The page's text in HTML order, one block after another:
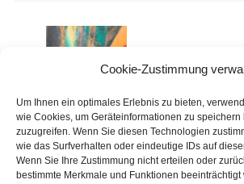
Cookie-Zustimmung
Um Ihnen ein optimales Erlebnis zu bieten,
wie Cookies, um Geräteinformationen zu speichern
zuzugreifen. Wenn Sie diesen Technologien
wie das Surfverhalten oder eindeutige IDs auf
Wenn Sie Ihre Zustimmung nicht erteilen oder
bestimmte Merkmale und Funktionen beeinträchtigt
2025